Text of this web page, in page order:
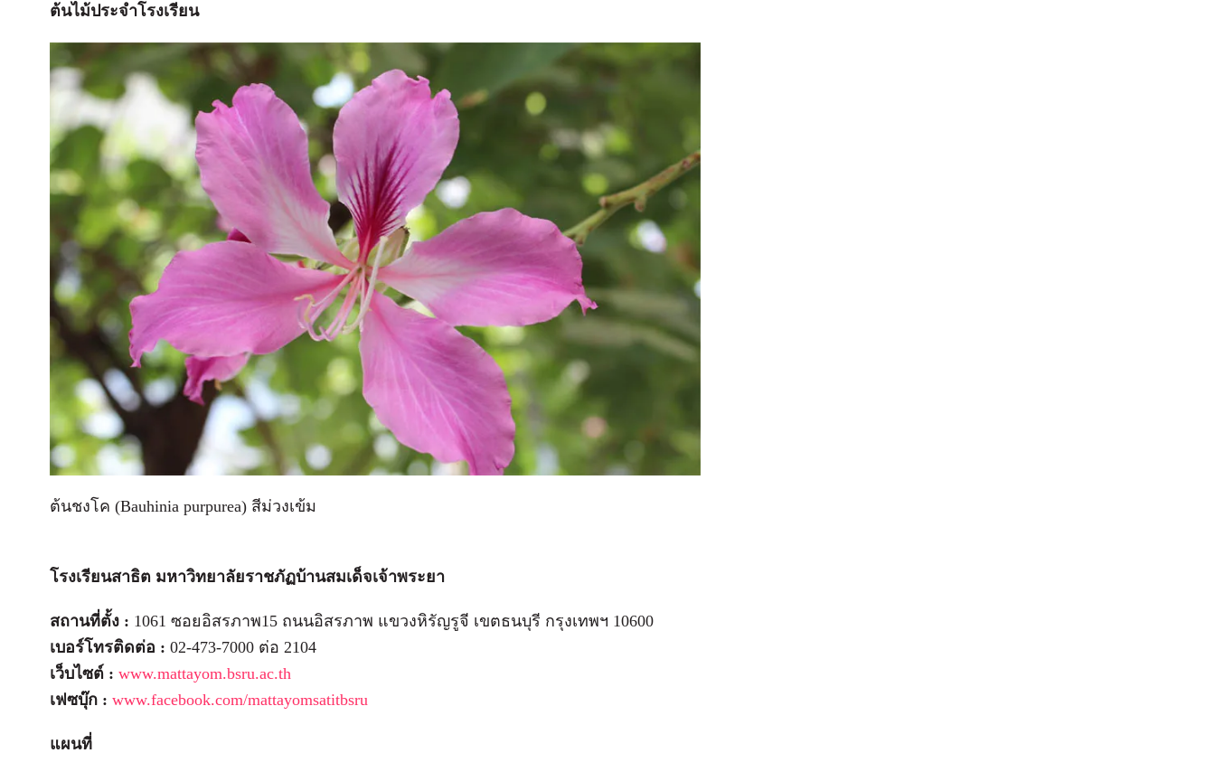
ต้นไม้ประจำโรงเรียน
ต้นชงโค (Bauhinia purpurea) สีม่วงเข้ม
โรงเรียนสาธิต มหาวิทยาลัยราชภัฏบ้านสมเด็จเจ้าพระยา
สถานที่ตั้ง : 1061 ซอยอิสรภาพ15 ถนนอิสรภาพ แขวงหิรัญรูจี เขตธนบุรี กรุงเทพฯ 10600
เบอร์โทรติดต่อ : 02-473-7000 ต่อ 2104
เว็บไซต์ : www.mattayom.bsru.ac.th
เฟซบุ๊ก : www.facebook.com/mattayomsatitbsru
แผนที่